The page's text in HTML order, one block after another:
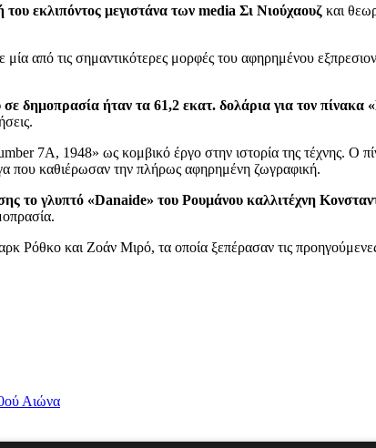
εκλιπόντος μεγιστάνα των media Σι Νιούχαουζ και
από τις σημαντικότερες μορφές του αφηρημένου
δημοπρασία ήταν τα 61,2 εκατ. δολάρια για τον πίνακα
7A, 1948» ως κομβικό έργο στην ιστορία της τέχνης. Ο
που καθιέρωσαν την πλήρως αφηρημένη ζωγραφική.
το γλυπτό «Danaide» του Ρουμάνου καλλιτέχνη
Ρόθκο και Ζοάν Μιρό, τα οποία ξεπέρασαν τις
Αιώνα